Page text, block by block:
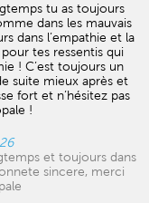
tu as toujours
dans les mauvais
dans l’empathie et la
tes ressentis qui
! C’est toujours un
suite mieux après et
fort et n’hésitez pas
!
et toujours dans
sincere, merci